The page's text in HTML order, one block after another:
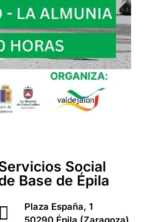
Social
Base de Épila
Plaza España, 1